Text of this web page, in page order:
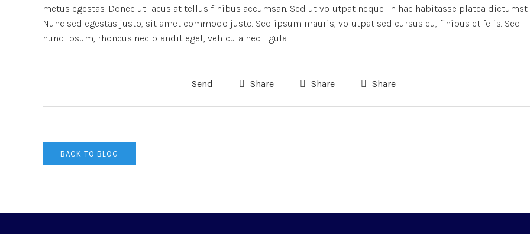
metus egestas. Donec ut lacus at tellus finibus accumsan. Sed ut volutpat neque. In hac habitasse platea dictumst.
Nunc sed egestas justo, sit amet commodo justo. Sed ipsum mauris, volutpat sed cursus eu, finibus et felis. Sed
nunc ipsum, rhoncus nec blandit eget, vehicula nec ligula.
Send Share Share Share
BACK TO BLOG